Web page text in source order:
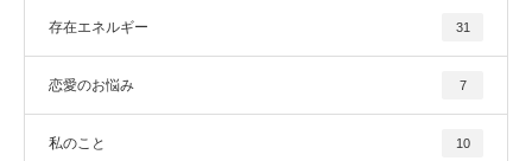
存在エネルギー 31
恋愛のお悩み 7
私のこと 10